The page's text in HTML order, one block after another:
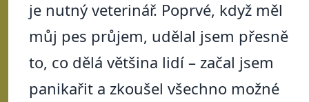
je nutný veterinář. Poprvé, když měl
můj pes průjem, udělal jsem přesně
to, co dělá většina lidí – začal jsem
panikařit a zkoušel všechno možné